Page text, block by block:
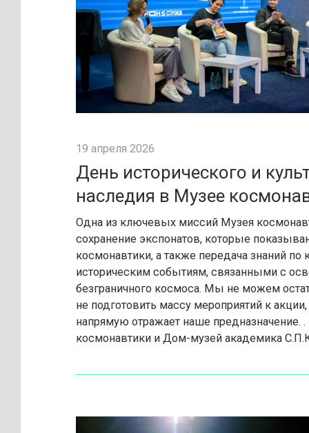
19 апреля 2026
День исторического и
наследия в Музее
Одна из ключевых миссий Музея
сохранение экспонатов, которые
космонавтики, а также передача знаний
историческим событиям, связанными с
безграничного космоса. Мы не можем
не подготовить массу мероприятий к акции,
напрямую отражает наше предназначение.
космонавтики и Дом-музей академика